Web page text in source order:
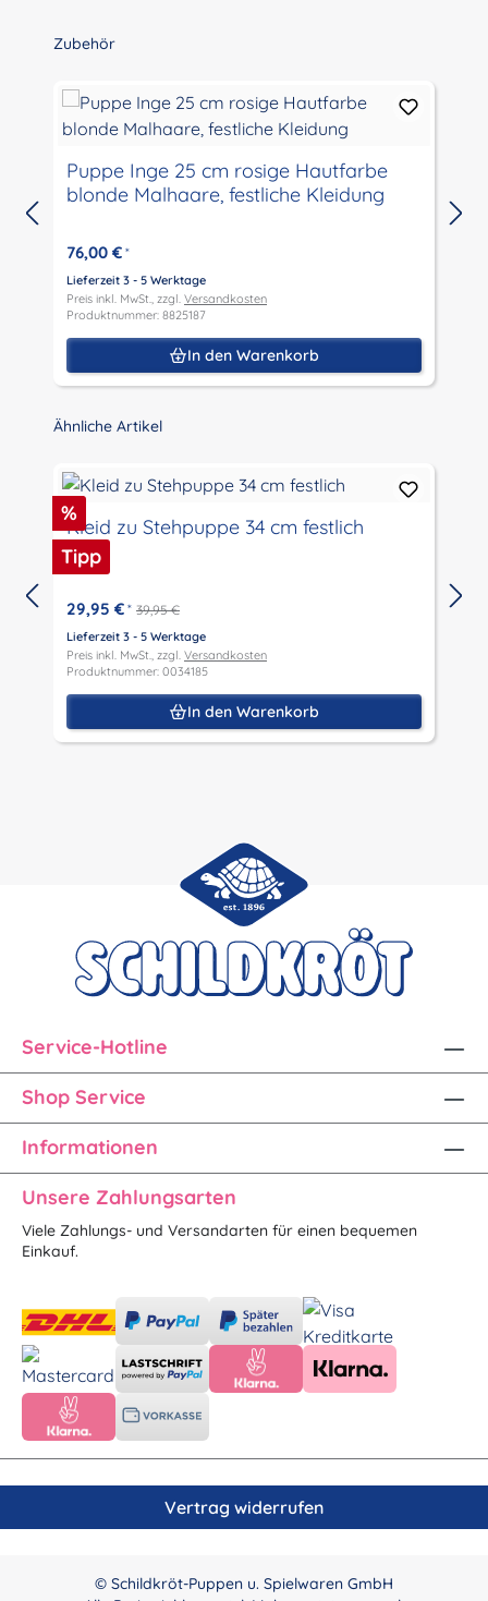
Produktgalerie überspringen
Zubehör
Puppe Inge 25 cm rosige Hautfarbe
blonde Malhaare, festliche Kleidung
76,00 € *
Lieferzeit 3 - 5 Werktage
Preis inkl. MwSt., zzgl. Versandkosten
Produktnummer: 8825187
In den Warenkorb
Produktgalerie überspringen
Ähnliche Artikel
Rabatt
%
Tipp
Kleid zu Stehpuppe 34 cm festlich
29,95 € * 39,95 €
Lieferzeit 3 - 5 Werktage
Preis inkl. MwSt., zzgl. Versandkosten
Produktnummer: 0034185
In den Warenkorb
Service-Hotline
Shop Service
Informationen
Unsere Zahlungsarten
Viele Zahlungs- und Versandarten für einen bequemen
Einkauf.
Vertrag widerrufen
© Schildkröt-Puppen u. Spielwaren GmbH